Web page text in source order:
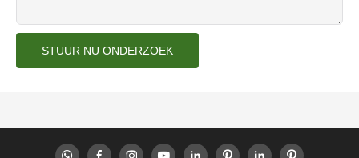
STUUR NU ONDERZOEK